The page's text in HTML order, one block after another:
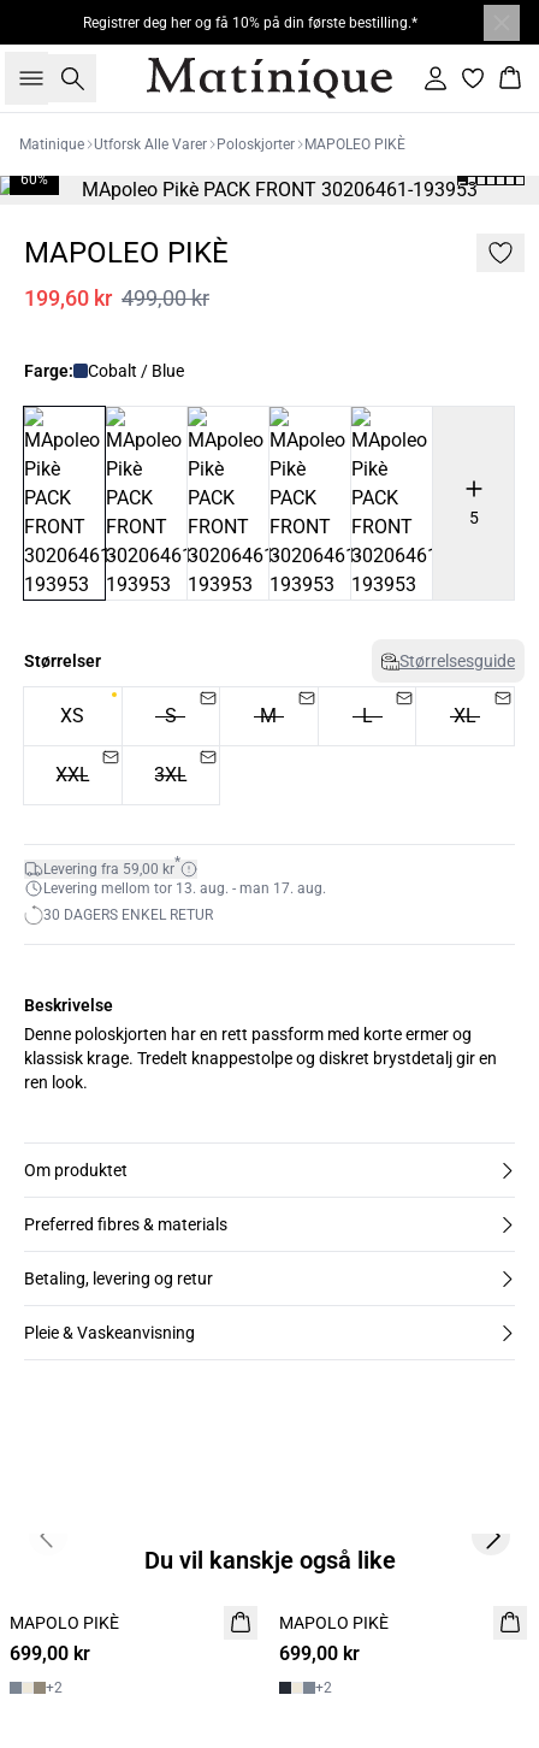
Registrer deg her og få 10% på din første bestilling.*
Søk Logg inn
Matinique Utforsk Alle Varer Poloskjorter MAPOLEO PIKÈ
60%
MAPOLEO PIKÈ
199,60 kr 499,00 kr
Farge: Cobalt / Blue
5
Størrelser Størrelsesguide
XS S M L XL
XXL 3XL
Levering fra 59,00 kr*
Levering mellom tor 13. aug. - man 17. aug.
30 DAGERS ENKEL RETUR
Beskrivelse
Denne poloskjorten har en rett passform med korte ermer og
klassisk krage. Tredelt knappestolpe og diskret brystdetalj gir en
ren look.
Om produktet
Preferred fibres & materials
Betaling, levering og retur
Pleie & Vaskeanvisning
Du vil kanskje også like
NYHET
2 FOR 1200
MAPOLO PIKÈ
699,00 kr
+2
NYHET
2 FOR 1200
MAPOLO PIKÈ
699,00 kr
+2
Previous slide Next